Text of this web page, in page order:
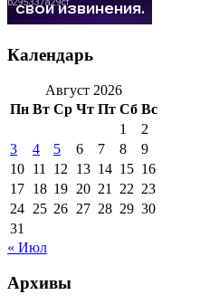
Календарь
Август 2026
Пн Вт Ср Чт Пт Сб Вс
1
2
3
4 5 6 7 8
9
10 11 12 13 14 15 16
17 18 19 20 21 22 23
24 25 26 27 28 29 30
31
« Июл
Архивы